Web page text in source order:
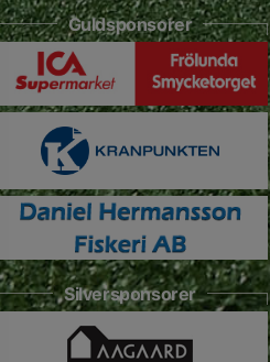
Guldsponsorer
Silversponsorer